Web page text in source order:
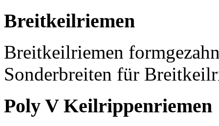
Breitkeilriemen
Breitkeilriemen
Sonderbreiten für
Poly V Keilrippenriemen